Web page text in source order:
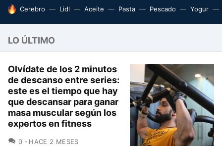
HOY SE HABLA DE
Cerebro Lidl Aceite Pasta Pescado Yogur
LO ÚLTIMO
Olvídate de los 2 minutos
de descanso entre series:
este es el tiempo que hay
que descansar para ganar
masa muscular según los
expertos en fitness
0 COMENTARIOS
HACE 2 MESES